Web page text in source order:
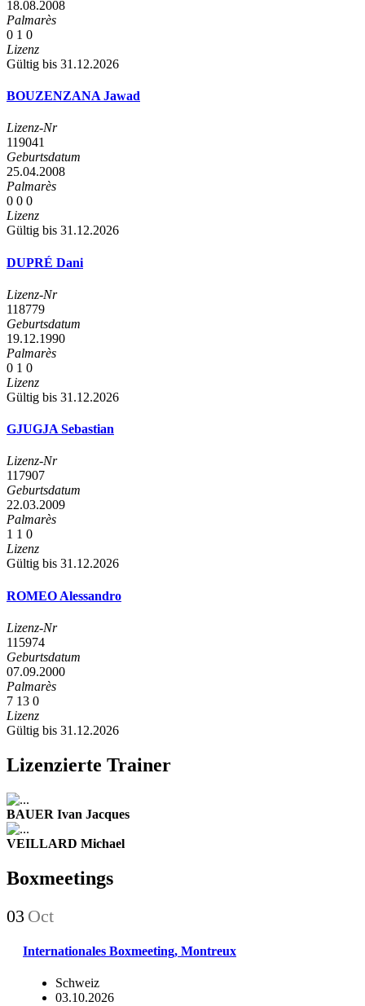
18.08.2008
Palmarès
0 1 0
Lizenz
Gültig bis 31.12.2026
BOUZENZANA Jawad
Lizenz-Nr
119041
Geburtsdatum
25.04.2008
Palmarès
0 0 0
Lizenz
Gültig bis 31.12.2026
DUPRÉ Dani
Lizenz-Nr
118779
Geburtsdatum
19.12.1990
Palmarès
0 1 0
Lizenz
Gültig bis 31.12.2026
GJUGJA Sebastian
Lizenz-Nr
117907
Geburtsdatum
22.03.2009
Palmarès
1 1 0
Lizenz
Gültig bis 31.12.2026
ROMEO Alessandro
Lizenz-Nr
115974
Geburtsdatum
07.09.2000
Palmarès
7 13 0
Lizenz
Gültig bis 31.12.2026
Lizenzierte Trainer
BAUER Ivan Jacques
VEILLARD Michael
Boxmeetings
03 Oct
Internationales Boxmeeting, Montreux
Schweiz
03.10.2026